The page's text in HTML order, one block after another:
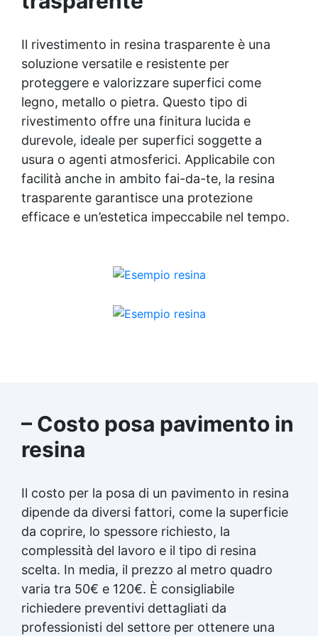
le resine ad alta tecnologia garantiscono
negli anni
Il rivestimento in resina trasparente è una
soluzione versatile e resistente per
proteggere e valorizzare superfici come
legno, metallo o pietra. Questo tipo di
rivestimento offre una finitura lucida e
durevole, ideale per superfici soggette a
usura o agenti atmosferici. Applicabile con
facilità anche in ambito fai-da-te, la resina
trasparente garantisce una protezione
efficace e un’estetica impeccabile nel tempo.
– Costo posa pavimento in
resina
Il costo per la posa di un pavimento in resina
dipende da diversi fattori, come la superficie
da coprire, lo spessore richiesto, la
complessità del lavoro e il tipo di resina
scelta. In media, il prezzo al metro quadro
varia tra 50€ e 120€. È consigliabile
richiedere preventivi dettagliati da
professionisti del settore per ottenere una